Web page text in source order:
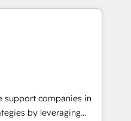
driven marketing,
BOOMS:
BOOMS,
accelerating your
as an undisputed
support companies in
by leveraging